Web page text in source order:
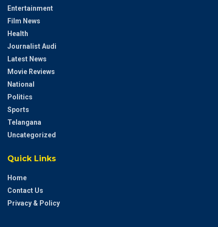
Entertainment
Film News
Health
Journalist Audi
Latest News
Movie Reviews
National
Politics
Sports
Telangana
Uncategorized
Quick Links
Home
Contact Us
Privacy & Policy